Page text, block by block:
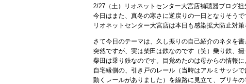
2/27（土）リオネットセンター大宮店補聴器ブログ
今日はまた、真冬の寒さに逆戻りの一日となりそう
リオネットセンター大宮店は本日も感染拡大防止対
さて今日のテーマは、久し振りの自己紹介のネタを書
突然ですが、実は柴田は鉄なのです（笑）乗り鉄、
柴田は乗り鉄なのです。目覚めたのは母からの情報に
自宅縁側の、引き戸のレール（当時はアルミサッシ
動くレールがありました）を線路に見立て、ブリキ